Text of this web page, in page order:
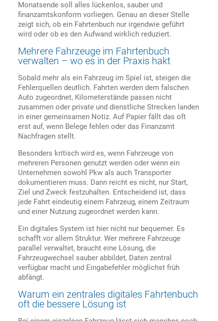
Monatsende soll alles lückenlos, sauber und
finanzamtskonform vorliegen. Genau an dieser Stelle
zeigt sich, ob ein Fahrtenbuch nur irgendwie geführt
wird oder ob es den Aufwand wirklich reduziert.
Mehrere Fahrzeuge im Fahrtenbuch
verwalten – wo es in der Praxis hakt
Sobald mehr als ein Fahrzeug im Spiel ist, steigen die
Fehlerquellen deutlich. Fahrten werden dem falschen
Auto zugeordnet, Kilometerstände passen nicht
zusammen oder private und dienstliche Strecken landen
in einer gemeinsamen Notiz. Auf Papier fällt das oft
erst auf, wenn Belege fehlen oder das Finanzamt
Nachfragen stellt.
Besonders kritisch wird es, wenn Fahrzeuge von
mehreren Personen genutzt werden oder wenn ein
Unternehmen sowohl Pkw als auch Transporter
dokumentieren muss. Dann reicht es nicht, nur Start,
Ziel und Zweck festzuhalten. Entscheidend ist, dass
jede Fahrt eindeutig einem Fahrzeug, einem Zeitraum
und einer Nutzung zugeordnet werden kann.
Ein digitales System ist hier nicht nur bequemer. Es
schafft vor allem Struktur. Wer mehrere Fahrzeuge
parallel verwaltet, braucht eine Lösung, die
Fahrzeugwechsel sauber abbildet, Daten zentral
verfügbar macht und Eingabefehler möglichst früh
abfängt.
Warum ein zentrales digitales Fahrtenbuch
oft die bessere Lösung ist